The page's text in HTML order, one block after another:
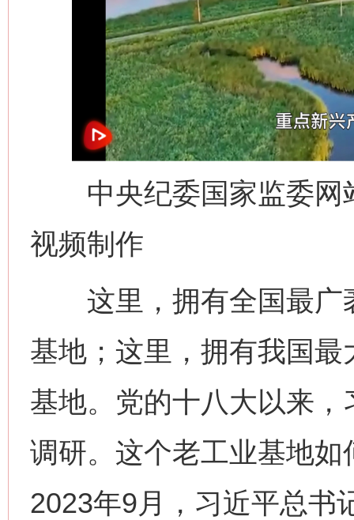
中央纪委国家监委网
视频制作
这里，拥有全国最广
基地；这里，拥有我国
基地。党的十八大以来
调研。这个老工业基地
2023年9月，习近平总书